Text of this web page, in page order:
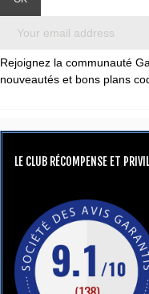
Rejoignez la communauté
nouveautés et bons plans
LE CLUB RÉCOMPENSE ET